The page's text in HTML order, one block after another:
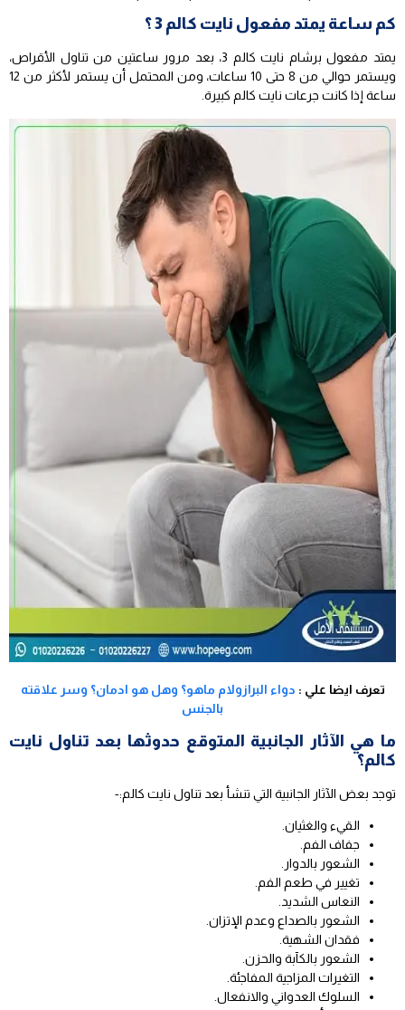
كم ساعة يمتد مفعول نايت كالم 3 ؟
يمتد مفعول برشام نايت كالم 3، بعد مرور ساعتين من تناول الأقراص،
ويستمر حوالي من 8 حتى 10 ساعات، ومن المحتمل أن يستمر لأكثر من 12
ساعة إذا كانت جرعات نايت كالم كبيرة.
تعرف ايضا علي : دواء البرازولام ماهو؟ وهل هو ادمان؟ وسر علاقته
بالجنس
ما هي الآثار الجانبية المتوقع حدوثها بعد تناول نايت
كالم؟
توجد بعض الآثار الجانبية التي تنشأ بعد تناول نايت كالم:-
القيء والغثيان.
جفاف الفم.
الشعور بالدوار.
تغيير في طعم الفم.
النعاس الشديد.
الشعور بالصداع وعدم الإتزان.
فقدان الشهية.
الشعور بالكآبة والحزن.
التغيرات المزاجية المفاجئة.
السلوك العدواني والانفعال.